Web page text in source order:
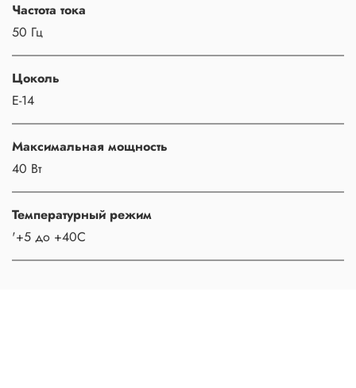
Частота тока
50 Гц
Цоколь
Е-14
Максимальная мощность
40 Вт
Температурный режим
'+5 до +40С